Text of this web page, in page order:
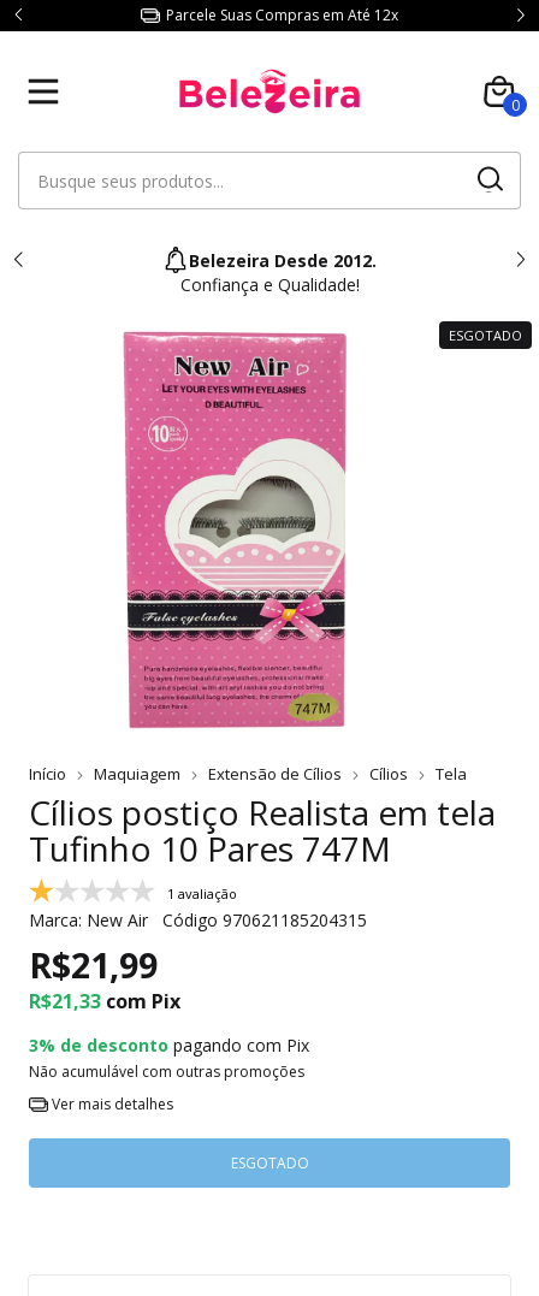
Parcele Suas Compras em Até 12x
0
Belezeira Desde 2012.
Confiança e Qualidade!
ESGOTADO
Início Maquiagem Extensão de Cílios Cílios Tela
Cílios postiço Realista em tela
Tufinho 10 Pares 747M
1 avaliação
Marca: New Air Código 970621185204315
R$21,99
R$21,33 com Pix
3% de desconto pagando com Pix
Não acumulável com outras promoções
Ver mais detalhes